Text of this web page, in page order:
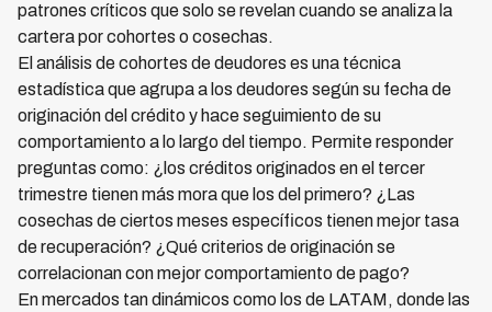
patrones críticos que solo se revelan cuando se analiza la
cartera por cohortes o cosechas.
El análisis de cohortes de deudores es una técnica
estadística que agrupa a los deudores según su fecha de
originación del crédito y hace seguimiento de su
comportamiento a lo largo del tiempo. Permite responder
preguntas como: ¿los créditos originados en el tercer
trimestre tienen más mora que los del primero? ¿Las
cosechas de ciertos meses específicos tienen mejor tasa
de recuperación? ¿Qué criterios de originación se
correlacionan con mejor comportamiento de pago?
En mercados tan dinámicos como los de LATAM, donde las